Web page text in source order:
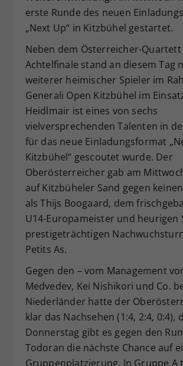
erste Runde des neuen
„Next Up“ in Kitzbühel gestartet.
Neben dem Österreicher-Quartett
Achtelfinale stand an diesem Tag
weiterer heimischer Spieler im
Generali Open Kitzbühel im
Heidlmair ist eines von sechs
vielversprechenden Talenten in
für das neue Einladungsformat
Kitzbühel“ gescoutet wurde. Der
Oberösterreicher gab am
auf Kitzbüheler Sand gegen
als Thijs Boogaard, dem
U14-Europameister und heurigen
prestigeträchtigen
Petits As.
Gegen den – vom Management
Medvedev, Kei Nishikori und Co.
Niederländer hatte der
klar das Nachsehen (1:4, 2:4, 0:4),
Donnerstag gibt es gegen den
Todoran die nächste Chance auf
Gruppenplatzierung. In Gruppe A
Zweck
Dieser Wert speichert
Einstellungen. Unter
historische
vorgenommen
Webseiten-Betreiber
hat.